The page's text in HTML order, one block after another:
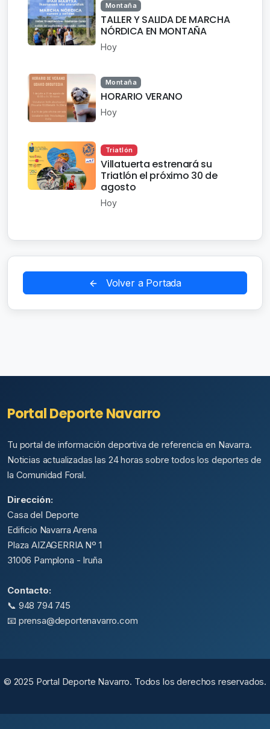
Montaña
TALLER Y SALIDA DE MARCHA
NÓRDICA EN MONTAÑA
Hoy
Montaña
HORARIO VERANO
Hoy
Triatlón
Villatuerta estrenará su
Triatlón el próximo 30 de
agosto
Hoy
Volver a Portada
Portal Deporte Navarro
Tu portal de información deportiva de referencia en Navarra.
Noticias actualizadas las 24 horas sobre todos los deportes de
la Comunidad Foral.
Dirección:
Casa del Deporte
Edificio Navarra Arena
Plaza AIZAGERRIA Nº 1
31006 Pamplona - Iruña
Contacto:
📞 948 794 745
📧 prensa@deportenavarro.com
© 2025 Portal Deporte Navarro. Todos los derechos reservados.